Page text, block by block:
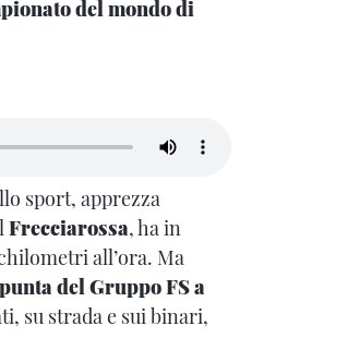
del mondo di
sport, apprezza
Frecciarossa, ha in
all’ora. Ma
del Gruppo FS a
su strada e sui binari,